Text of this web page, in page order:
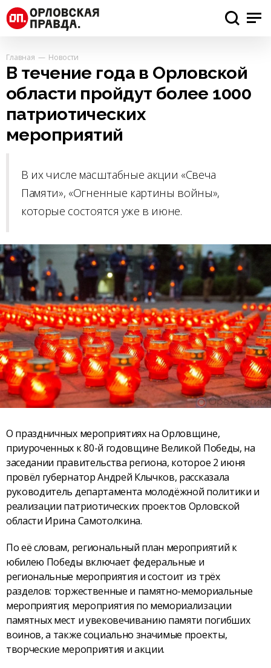
Главная Новости
В течение года в Орловской
области пройдут более 1000
патриотических
мероприятий
В их числе масштабные акции «Свеча
Памяти», «Огненные картины войны»,
которые состоятся уже в июне.
О праздничных мероприятиях на Орловщине,
приуроченных к 80-й годовщине Великой Победы, на
заседании правительства региона, которое 2 июня
провёл губернатор Андрей Клычков, рассказала
руководитель департамента молодёжной политики и
реализации патриотических проектов Орловской
области Ирина Самотолкина.
По её словам, региональный план мероприятий к
юбилею Победы включает федеральные и
региональные мероприятия и состоит из трёх
разделов: торжественные и памятно-мемориальные
мероприятия; мероприятия по мемориализации
памятных мест и увековечиванию памяти погибших
воинов, а также социально значимые проекты,
творческие мероприятия и акции.